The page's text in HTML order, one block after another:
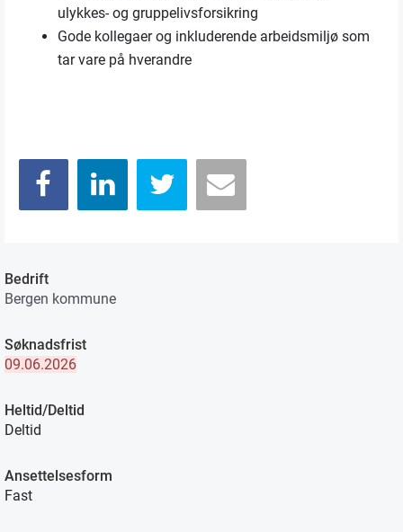
ulykkes- og gruppelivsforsikring
Gode kollegaer og inkluderende arbeidsmiljø som
tar vare på hverandre
Bedrift
Bergen kommune
Søknadsfrist
09.06.2026
Heltid/Deltid
Deltid
Ansettelsesform
Fast